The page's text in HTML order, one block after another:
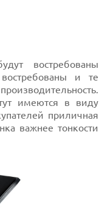
востребованы
и те
имеются в виду
приличная
важнее тонкости